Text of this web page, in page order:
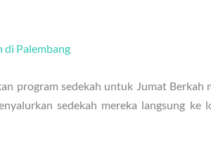
di Palembang
program sedekah untuk Jumat
sedekah mereka langsung ke